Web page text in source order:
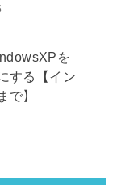
を
する【イン
で】